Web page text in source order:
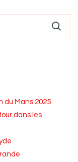
du Mans 2025
dans les